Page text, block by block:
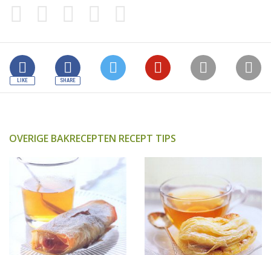
OVERIGE BAKRECEPTEN RECEPT TIPS